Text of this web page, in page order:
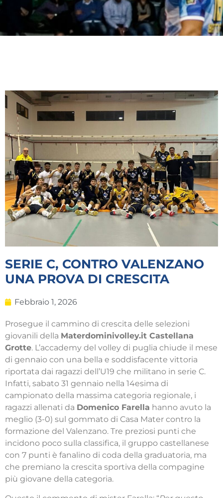
SERIE C, CONTRO VALENZANO
UNA PROVA DI CRESCITA
Febbraio 1, 2026
Prosegue il cammino di crescita delle selezioni
giovanili della Materdominivolley.it Castellana
Grotte. L’accademy del volley di puglia chiude il mese
di gennaio con una bella e soddisfacente vittoria
riportata dai ragazzi dell’U19 che militano in serie C.
Infatti, sabato 31 gennaio nella 14esima di
campionato della massima categoria regionale, i
ragazzi allenati da Domenico Farella hanno avuto la
meglio (3-0) sul gommato di Casa Mater contro la
formazione del Valenzano. Tre preziosi punti che
incidono poco sulla classifica, il gruppo castellanese
con 7 punti è fanalino di coda della graduatoria, ma
che premiano la crescita sportiva della compagine
più giovane della categoria.